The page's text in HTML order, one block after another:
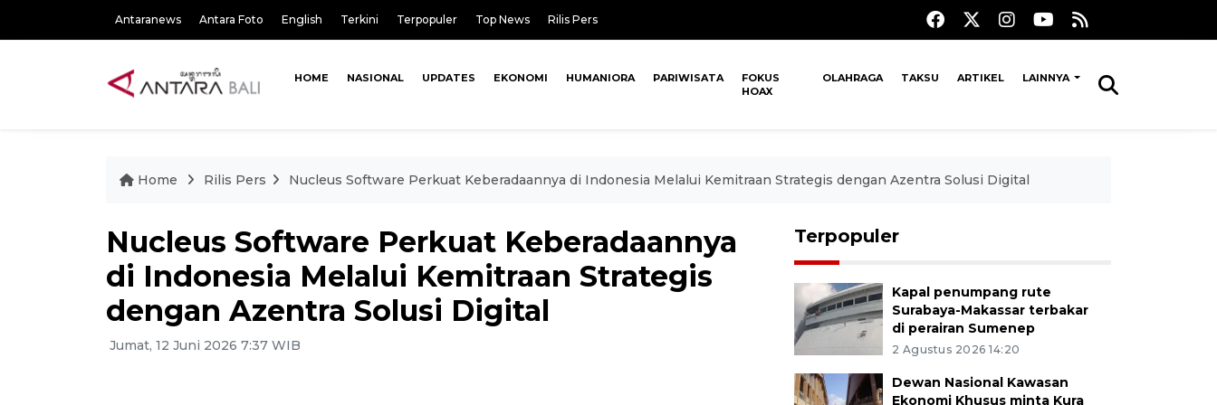
Antaranews Antara Foto English Terkini Terpopuler Top News Rilis Pers
HOME NASIONAL UPDATES EKONOMI HUMANIORA PARIWISATA
FOKUS
HOAX
OLAHRAGA TAKSU ARTIKEL LAINNYA
Home Rilis Pers Nucleus Software Perkuat Keberadaannya di Indonesia Melalui Kemitraan Strategis dengan Azentra Solusi Digital
Nucleus Software Perkuat Keberadaannya
di Indonesia Melalui Kemitraan Strategis
dengan Azentra Solusi Digital
Jumat, 12 Juni 2026 7:37 WIB
Terpopuler
Kapal penumpang rute
Surabaya-Makassar terbakar
di perairan Sumenep
2 Agustus 2026 14:20
Dewan Nasional Kawasan
Ekonomi Khusus minta Kura